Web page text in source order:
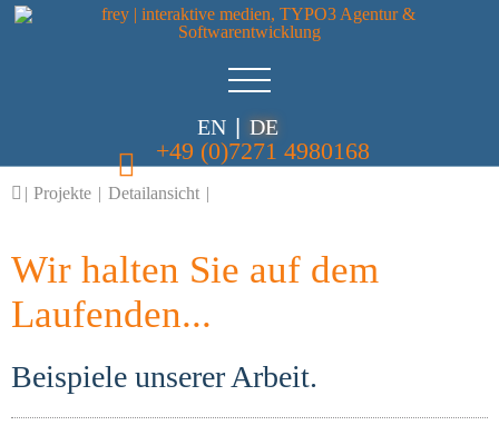
EN DE
+49 (0)7271 4980168
| Projekte | Detailansicht |
Wir halten Sie auf dem
Laufenden...
Beispiele unserer Arbeit.